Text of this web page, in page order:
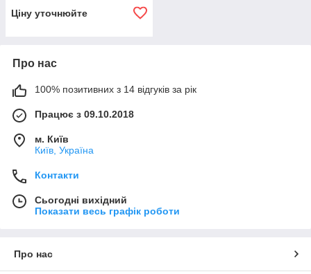
Ціну уточнюйте
Про нас
100% позитивних з 14 відгуків за рік
Працює з 09.10.2018
м. Київ
Київ, Україна
Контакти
Сьогодні вихідний
Показати весь графік роботи
Про нас